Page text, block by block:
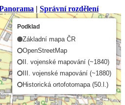
| Správní rozdělení
Podklad
Základní mapa ČR
OpenStreetMap
II. vojenské mapování (~1840)
III. vojenské mapování (~1880)
Historická ortofotomapa (50.l.)